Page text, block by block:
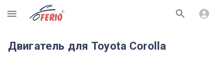
R
Двигатель для Toyota Corolla